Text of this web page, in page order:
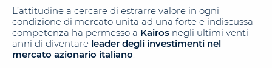
L’attitudine a cercare di estrarre valore in ogni
condizione di mercato unita ad una forte e indiscussa
competenza ha permesso a Kairos negli ultimi venti
anni di diventare leader degli investimenti nel
mercato azionario italiano